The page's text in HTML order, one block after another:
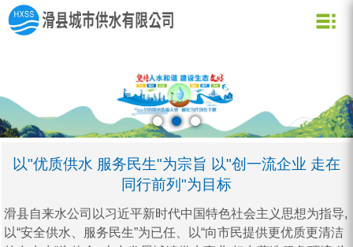
企业理念
创新理念
营业网点
水质信息
以"优质供水 服务民生"为宗旨 以"创一流企业 走在
同行前列"为目标
滑县自来水公司以习近平新时代中国特色社会主义思想为指导,
以“安全供水、服务民生”为已任、以“向市民提供更优质更清洁